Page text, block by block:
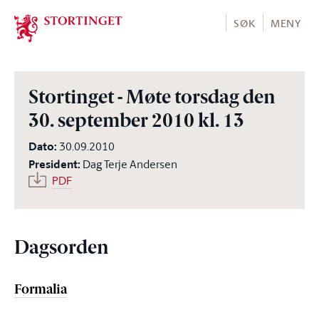
Stortinget.no
SØK MENY
Stortinget - Møte torsdag den
30. september 2010 kl. 13
Dato: 30.09.2010
President: Dag Terje Andersen
PDF
Dagsorden
Formalia